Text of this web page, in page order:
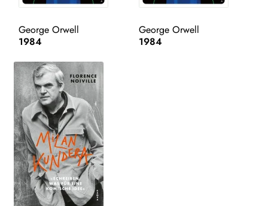
Search:
George Orwell
1984
George Orwell
1984